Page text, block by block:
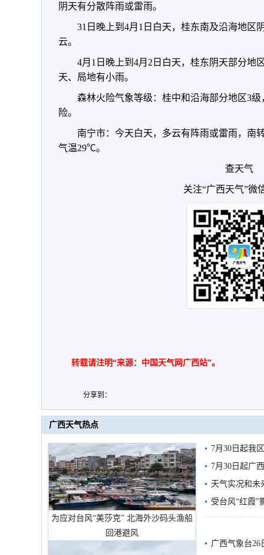
阴天有分散阵雨或雷雨。
31日晚上到4月1日白天，桂东南及沿海地区
云。
4月1日晚上到4月2日白天，桂东阴天部分地
天、局地有小雨。
森林火险气象等级：桂中和沿海部分地区3
险。
南宁市：今天白天，多云有阵雨或雷雨，南
气温29℃。
查天气
关注“广西天气”微
转载请注明“来源：中国天气网广西站”。
分享到：
广西天气热点
为应对台风“美莎克” 北海外沙码头渔船
回港避风
7月30日起我
7月30日起广
天气实况和未
受台风“红霞”
有较强降雨
广西气象台26